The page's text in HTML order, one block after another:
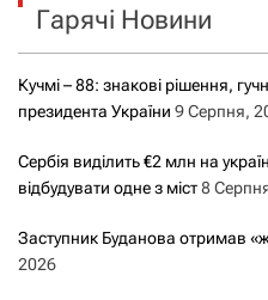
Гарячі Новини
Кучмі – 88: знакові рішення,
президента України 9 Серпня,
Сербія виділить €2 млн на
відбудувати одне з міст8
Заступник Буданова отримав
2026